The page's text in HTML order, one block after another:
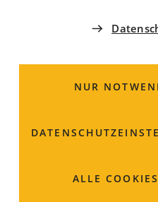
NUR
ALLE
Feuerwehrleute riskieren
Verdienste in festlichem
Bedeutung und das